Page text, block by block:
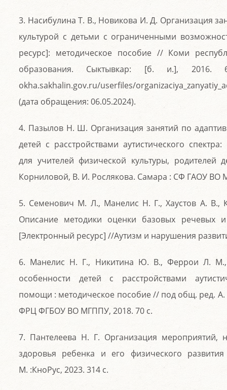
3. Насибулина Т. В., Новикова И. Д. Организация
культурой с детьми с ограниченными
ресурс]: методическое пособие // Коми
образования. Сыктывкар: [б. и.], 2016.
okha.sakhalin.gov.ru/userfiles/
(дата обращения: 06.05.2024).
4. Пазылов Н. Ш. Организация занятий по
детей с расстройствами аутистического
для учителей физической культуры,
Корниловой, В. И. Рослякова. Самара : СФ ГАОУ ВО
5. Семенович М. Л., Манелис Н. Г., Хаустов А. В.,
Описание методики оценки базовых речевых и
[Электронный ресурс] //Аутизм и нарушения
6. Манелис Н. Г., Никитина Ю. В., Феррои Л.
особенности детей с расстройствами
помощи : методическое пособие // под общ. ред. А.
ФРЦ ФГБОУ ВО МГППУ, 2018. 70 с.
7. Пантелеева Н. Г. Организация мероприятий,
здоровья ребенка и его физического
М. :КноРус, 2023. 314 с.